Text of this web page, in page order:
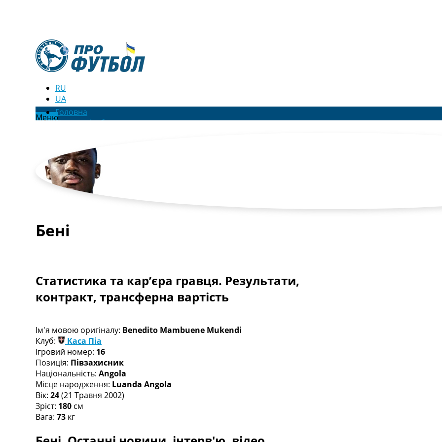
RU
UA
МенюГоловна
Новини футболу
Футбольні трансфери
Останні коментарі
Конкурс прогнозів
Логін
Рейтінги
Турніри
Англія. Прем’єр-Ліга
Іспанія. Ла Ліга
Ще Турніри >>>
Чемпіонат Світу. Турнирні таблиці
Таблиця УПЛ
Перша Ліга
Таблиця АПЛ
Таблиця Ла Ліги
Таблиця Ліги Чемпіонів
Всі таблиці >>>
Рейтинги
Рейтинг ФІФА
Бені
Статистика та кар’єра гравця. Результати,
контракт, трансферна вартість
Ім'я мовою оригіналу: Benedito Mambuene Mukendi
Клуб:
Каса Піа
Ігровий номер: 16
Позиція: Півзахисник
Національність: Angola
Місце народження: Luanda Angola
Вік: 24(21 Травня 2002)
Зріст: 180 см
Вага: 73 кг